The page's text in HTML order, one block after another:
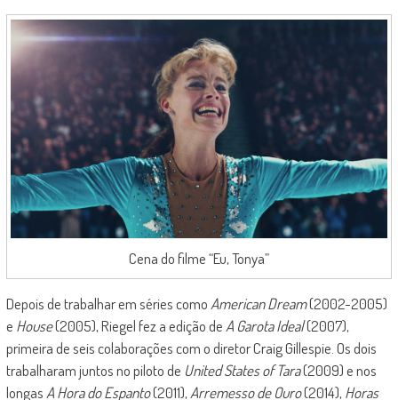
Cena do filme “Eu, Tonya”
Depois de trabalhar em séries como American Dream(2002-2005)
e House(2005), Riegel fez a edição de A Garota Ideal(2007),
primeira de seis colaborações com o diretor Craig Gillespie. Os dois
trabalharam juntos no piloto de United States of Tara(2009) e nos
longas A Hora do Espanto(2011), Arremesso de Ouro(2014), Horas